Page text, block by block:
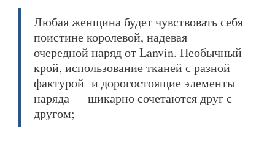
Любая женщина будет чувствовать себя
поистине королевой, надевая
очередной наряд от Lanvin. Необычный
крой, использование тканей с разной
фактурой и дорогостоящие элементы
наряда — шикарно сочетаются друг с
другом;